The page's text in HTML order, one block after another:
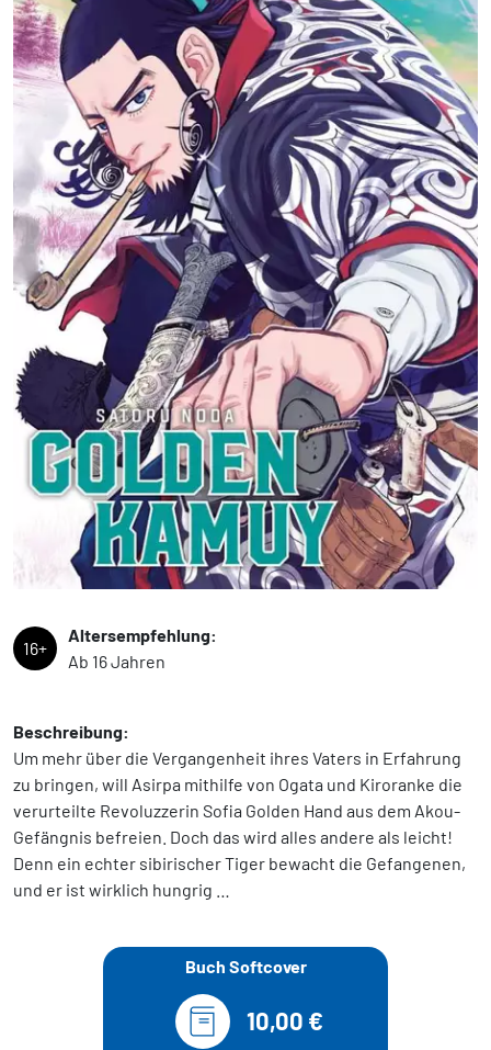
16+
Altersempfehlung:
Ab 16 Jahren
Beschreibung:
Um mehr über die Vergangenheit ihres Vaters in Erfahrung
zu bringen, will Asirpa mithilfe von Ogata und Kiroranke die
verurteilte Revoluzzerin Sofia Golden Hand aus dem Akou-
Gefängnis befreien. Doch das wird alles andere als leicht!
Denn ein echter sibirischer Tiger bewacht die Gefangenen,
und er ist wirklich hungrig …
Buch Softcover
10,00 €